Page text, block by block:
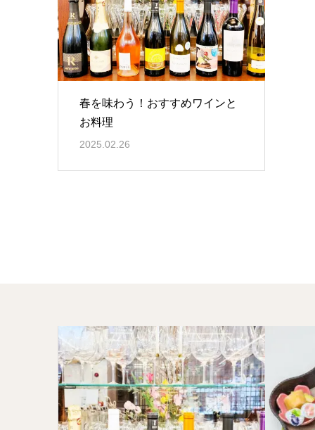
春を味わう！おすすめワインと
お料理
2025.02.26